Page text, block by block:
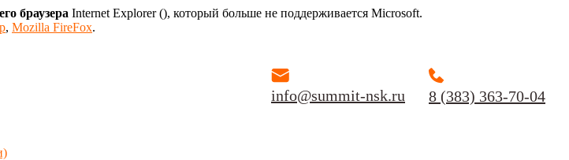
браузера Internet Explorer (), который больше не поддерживается Microsoft.
, Mozilla FireFox.
info@summit-nsk.ru 8 (383) 363-70-04